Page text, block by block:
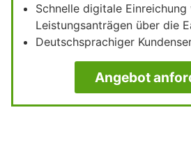
Schnelle digitale Einreichung
Leistungsanträgen über die
Deutschsprachiger
Angebot